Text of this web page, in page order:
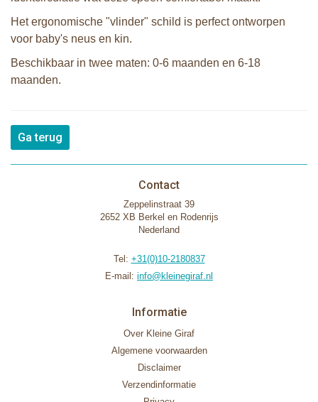
Het ergonomische "vlinder" schild is perfect ontworpen
voor baby's neus en kin.
Beschikbaar in twee maten: 0-6 maanden en 6-18
maanden.
Ga terug
Contact
Zeppelinstraat 39
2652 XB Berkel en Rodenrijs
Nederland
Tel: +31(0)10-2180837
E-mail: info@kleinegiraf.nl
Informatie
Over Kleine Giraf
Algemene voorwaarden
Disclaimer
Verzendinformatie